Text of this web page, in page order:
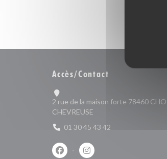
Accès/Contact
2 rue de la maison forte 78460
CHEVREUSE
01 30 45 43 42
Facebook ((ouvre une nouvelle
Instagram ((ouvre une